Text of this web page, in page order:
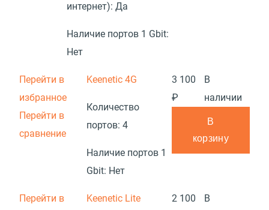
интернет): Да
Наличие портов 1 Gbit:
Нет
Перейти в
избранное
Перейти в
сравнение
Keenetic 4G
Количество
портов: 4
Наличие портов 1
Gbit: Нет
3 100
₽
В
наличии
В
корзину
Перейти в
Keenetic Lite
2 100
В